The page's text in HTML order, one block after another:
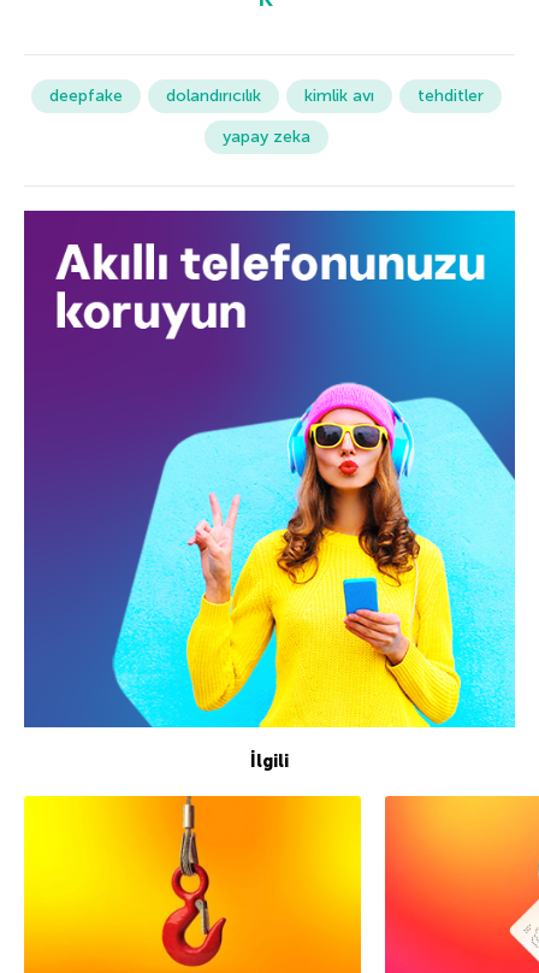
deepfake dolandırıcılık kimlik avı
tehditler
yapay zeka
İlgili